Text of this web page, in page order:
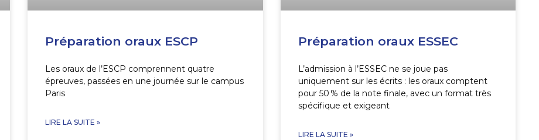
Préparation oraux ESCP
Les oraux de l’ESCP comprennent quatre
épreuves, passées en une journée sur le campus
Paris
LIRE LA SUITE »
Préparation oraux ESSEC
L’admission à l’ESSEC ne se joue pas
uniquement sur les écrits : les oraux comptent
pour 50 % de la note finale, avec un format très
spécifique et exigeant
LIRE LA SUITE »